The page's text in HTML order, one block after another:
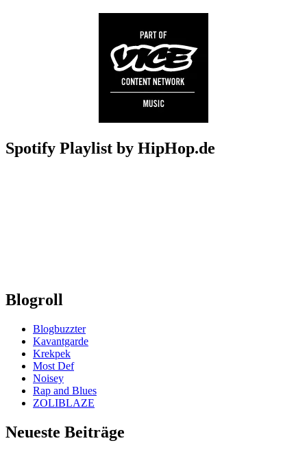
Spotify Playlist by HipHop.de
Blogroll
Blogbuzzter
Kavantgarde
Krekpek
Most Def
Noisey
Rap and Blues
ZOLIBLAZE
Neueste Beiträge